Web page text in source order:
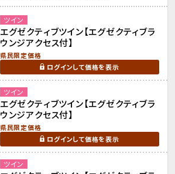
ツイン
エグゼクティブツイン【エグゼクティブラ
ウンジアクセス付】
県民限定価格
ログインして価格を表示
ツイン
エグゼクティブツイン【エグゼクティブラ
ウンジアクセス付】
県民限定価格
ログインして価格を表示
ツイン